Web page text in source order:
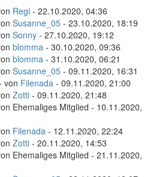
Regi - 22.10.2020, 04:36
Susanne_05 - 23.10.2020, 18:19
Sonny - 27.10.2020, 19:12
blomma - 30.10.2020, 09:36
blomma - 31.10.2020, 06:21
Susanne_05 - 09.11.2020, 16:31
von Filenada - 09.11.2020, 21:00
Zotti - 09.11.2020, 21:48
Ehemaliges Mitglied - 10.11.2020,
Filenada - 12.11.2020, 22:24
Zotti - 20.11.2020, 14:53
Ehemaliges Mitglied - 21.11.2020,